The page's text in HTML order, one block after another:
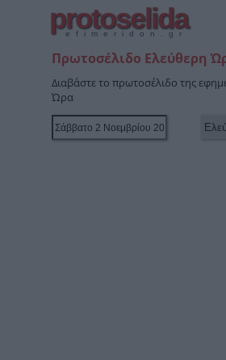
protoselida
efimeridon.gr
Πρωτοσέλιδο Ελεύθερη
Διαβάστε το πρωτοσέλιδο της
Ώρα